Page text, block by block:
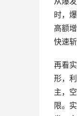
时，
高额
快速
再看
形，
主，
限。